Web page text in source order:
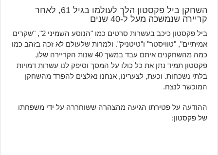
השחקן ביל פקסטון הלך לעולמו בגיל 61, לאחר
קריירה שנמשכה מעל ל-40 שנים
ביל פקסטון כיכב בעשרות סרטים כמו "הנוסע השמיני 2", "שקרים
אמיתיים", "טוויסטר" ו"טיטניק". ולמרות שלעולם לא זכה בזהב כמו
כמה מהשחקנים איתם עבד במשך 40 שנות הקריירה שלו,
פקסטון תמיד נתן את כל כולו על המסך וסיפק לנו עשרות דמויות
בלתי נשכחות. וכעת, לצערינו, אנחנו נאלצים להפרד מהשחקן
המוכשר לנצח.
ההודעה על פטירתו הגיעה מהצהרה ששוחררה על ידי משפחתו
של פקסטון: